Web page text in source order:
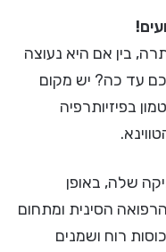
בין אם היא נעוצה
עד כה? יש מקום
בפיזיותרפיה
שלה, באופן
הסינית ומתחום
רוח ושמנים